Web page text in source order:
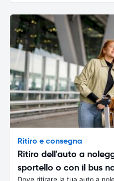
Ritiro e consegna
Ritiro dell'auto a
sportello o con il bus
Dove ritirare la tua auto a